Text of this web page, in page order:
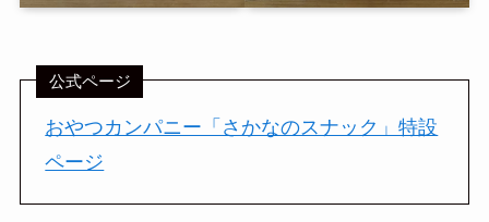
公式ページ
おやつカンパニー「さかなのスナック」特設
ページ